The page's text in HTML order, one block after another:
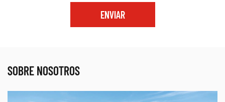
ENVIAR
SOBRE NOSOTROS